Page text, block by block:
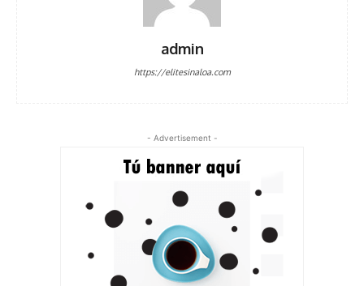
admin
https://elitesinaloa.com
- Advertisement -